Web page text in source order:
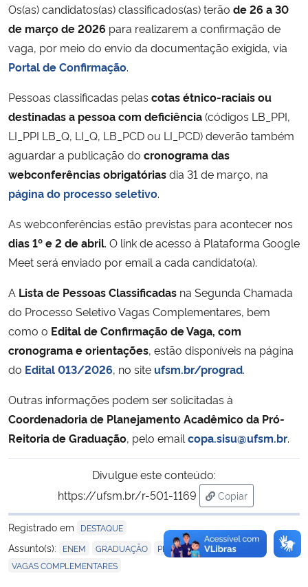
Ministério da Mulher, da Família e dos Direitos Humanos
Secretaria-Geral
Secretaria de Governo
Gabinete de Segurança Institucional
Advocacia-Geral da União
Planalto
Os(as) candidatos(as) classificados(as) terão de 26 a 30
de março de 2026 para realizarem a confirmação de
vaga, por meio do envio da documentação exigida, via
Portal de Confirmação.
Pessoas classificadas pelas cotas étnico-raciais ou
destinadas a pessoa com deficiência(códigos LB_PPI,
LI_PPI LB_Q, LI_Q, LB_PCD ou LI_PCD) deverão também
aguardar a publicação do cronograma das
webconferências obrigatóriasdia 31 de março, na
página do processo seletivo.
As webconferências estão previstas para acontecer nos
dias 1º e 2 de abril. O link de acesso à Plataforma Google
Meet será enviado por email a cada candidato(a).
A Lista de Pessoas Classificadas na Segunda Chamada
do Processo Seletivo Vagas Complementares, bem
como o Edital de Confirmação de Vaga, com
cronograma e orientações, estão disponíveis na página
do Edital 013/2026, no site ufsm.br/prograd.
Outras informações podem ser solicitadas à
Coordenadoria de Planejamento Acadêmico da Pró-
Reitoria de Graduação, pelo email copa.sisu@ufsm.br.
Divulgue este conteúdo:
https://ufsm.br/r-501-1169
Copiar
para área de
Registrado em
DESTAQUE
Assunto(s): ENEM GRADUAÇÃO PROGRAD SISU , UFSM
VAGAS COMPLEMENTARES